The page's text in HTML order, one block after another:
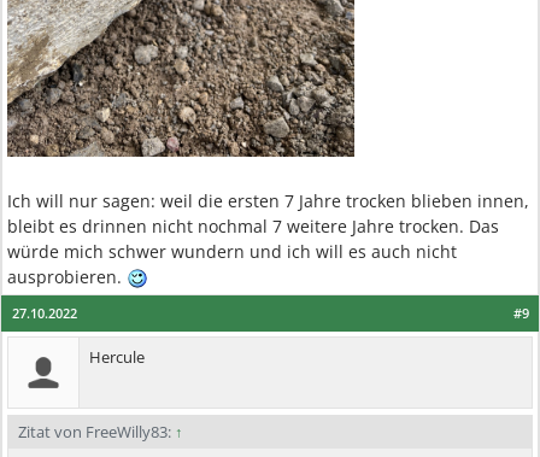
Ich will nur sagen: weil die ersten 7 Jahre trocken blieben innen,
bleibt es drinnen nicht nochmal 7 weitere Jahre trocken. Das
würde mich schwer wundern und ich will es auch nicht
ausprobieren.
#9
27.10.2022
Hercule
Zitat von FreeWilly83: ↑